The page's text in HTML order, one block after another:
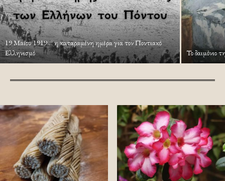
19 Μαίου 1919… η καταραμένη ημέρα για τον Ποντιακό
Ελληνισμό
Το δαιμόνιο